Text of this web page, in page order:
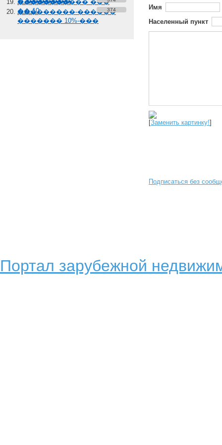
����������� ���
��-10
���������-������
������� 10%-���
374
Имя
Населенный пункт
[Заменить картинку!]
Подписаться без
Портал зарубежной